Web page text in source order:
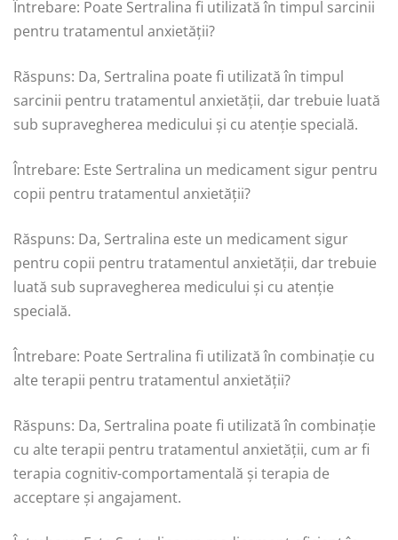
Întrebare: Poate Sertralina fi utilizată în timpul sarcinii
pentru tratamentul anxietății?
Răspuns: Da, Sertralina poate fi utilizată în timpul
sarcinii pentru tratamentul anxietății, dar trebuie luată
sub supravegherea medicului și cu atenție specială.
Întrebare: Este Sertralina un medicament sigur pentru
copii pentru tratamentul anxietății?
Răspuns: Da, Sertralina este un medicament sigur
pentru copii pentru tratamentul anxietății, dar trebuie
luată sub supravegherea medicului și cu atenție
specială.
Întrebare: Poate Sertralina fi utilizată în combinație cu
alte terapii pentru tratamentul anxietății?
Răspuns: Da, Sertralina poate fi utilizată în combinație
cu alte terapii pentru tratamentul anxietății, cum ar fi
terapia cognitiv-comportamentală și terapia de
acceptare și angajament.